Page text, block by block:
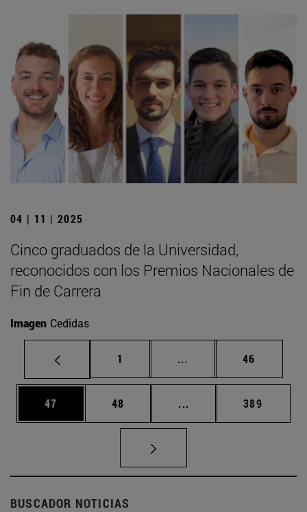
04 | 11 | 2025
Cinco graduados de la Universidad,
reconocidos con los Premios Nacionales de
Fin de Carrera
Imagen Cedidas
Página
1 ... Páginas intermedias
Página
46
Página
47 Página
48 ... Páginas intermedias
Página
389
BUSCADOR NOTICIAS